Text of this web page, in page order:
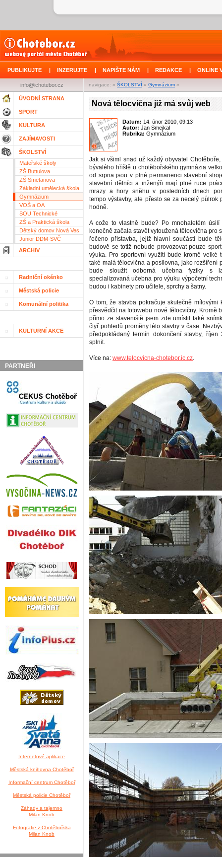
PUBLIKUJTE | INZERUJTE | NAPIŠTE NÁM | REDAKCE | ONLINE
navigace: » ŠKOLSTVÍ » Gymnázium »
info@ichotebor.cz
ÚVODNÍ STRANA
SPORT
KULTURA
ZAJÍMAVOSTI
ŠKOLSTVÍ
Mateřské školy
ZŠ Buttulova
ZŠ Smetanova
Základní umělecká škola
Gymnázium
VOŠ a OA
SOU Technické
ZŠ a Praktická škola
Dětský domov Nová Ves
Junior DDM-SVČ
ARCHIV
Radniční okénko
Městská policie
Komunální politika
KULTURNÍ AKCE
PARTNEŘI
Internetové aplikace
Městská knihovna Chotěboř
Informační centrum Chotěboř
Městská policie Chotěboř
Záhady a tajemno
Milan Knob
Fotografie z Chotěbořska
Milan Knob
Nová tělocvična již má svůj web
Datum: 14. únor 2010, 09:13
Autor: Jan Smejkal
Rubrika: Gymnázium
Jak si všiml snad už každý obyvatel
bývalého hřiště u chotěbořského gymnázia
od srpna jsou v plné permanenci stavební
stavební dělníci a inženýři mají plné ruce
mrazy a hory sněhu v posledních dnech
tempo výstavby, ale přesto se za necelý půlrok
hodně.
A cože to vlastně bude? Po mnohaletém
konečně začala stavět vytoužená tělocvična pro
řečeno přístavba, jejíž hlavní součástí bude
budově se totiž nebude provozovat pouze
výuka. Pro sportovní využití bude kromě velké
také malá tělocvična a posilovna, jako rozšíření
bude sloužit odborná učebna fyziky s
specializovaná učebna pro výuku výpočetní
budou i kabinety pro učitele, sprchy a šatny.
O tom, že stavba pokračuje skutečně mílovými
přesvědčit na fotowebu nové tělocvičny. Kromě
přímo ze staveniště jsem zde umístil také
čtyř pohledů proměny této stavby v čase.
předpokládaný termín dokončení stavby, říjen
splnit.
Více na: www.telocvicna-chotebor.ic.cz.